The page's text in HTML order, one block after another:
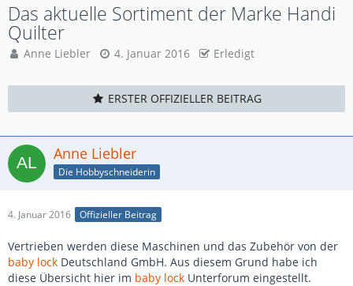
Das aktuelle Sortiment der Marke Handi
Quilter
Anne Liebler 4. Januar 2016 Erledigt
ERSTER OFFIZIELLER BEITRAG
Anne Liebler
Die Hobbyschneiderin
4. Januar 2016 Offizieller Beitrag
Vertrieben werden diese Maschinen und das Zubehör von der
baby lock Deutschland GmbH. Aus diesem Grund habe ich
diese Übersicht hier im baby lock Unterforum eingestellt.